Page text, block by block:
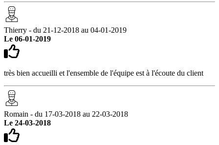
Thierry - du 21-12-2018 au 04-01-2019
Le 06-01-2019
très bien accueilli et l'ensemble de l'équipe est à l'écoute du client
Romain - du 17-03-2018 au 22-03-2018
Le 24-03-2018